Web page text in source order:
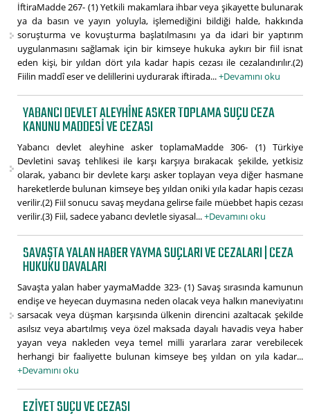
İftiraMadde 267- (1) Yetkili makamlara ihbar veya şikayette bulunarak
ya da basın ve yayın yoluyla, işlemediğini bildiği halde, hakkında
soruşturma ve kovuşturma başlatılmasını ya da idari bir yaptırım
uygulanmasını sağlamak için bir kimseye hukuka aykırı bir fiil isnat
eden kişi, bir yıldan dört yıla kadar hapis cezası ile cezalandırılır.(2)
Fiilin maddî eser ve delillerini uydurarak iftirada...+Devamını oku
YABANCI DEVLET ALEYHINE ASKER TOPLAMA SUÇU CEZA
KANUNU MADDESI VE CEZASI
Yabancı devlet aleyhine asker toplamaMadde 306- (1) Türkiye
Devletini savaş tehlikesi ile karşı karşıya bırakacak şekilde, yetkisiz
olarak, yabancı bir devlete karşı asker toplayan veya diğer hasmane
hareketlerde bulunan kimseye beş yıldan oniki yıla kadar hapis cezası
verilir.(2) Fiil sonucu savaş meydana gelirse faile müebbet hapis cezası
verilir.(3) Fiil, sadece yabancı devletle siyasal...+Devamını oku
SAVAŞTA YALAN HABER YAYMA SUÇLARI VE CEZALARI | CEZA
HUKUKU DAVALARI
Savaşta yalan haber yaymaMadde 323- (1) Savaş sırasında kamunun
endişe ve heyecan duymasına neden olacak veya halkın maneviyatını
sarsacak veya düşman karşısında ülkenin direncini azaltacak şekilde
asılsız veya abartılmış veya özel maksada dayalı havadis veya haber
yayan veya nakleden veya temel milli yararlara zarar verebilecek
herhangi bir faaliyette bulunan kimseye beş yıldan on yıla kadar...
+Devamını oku
EZIYET SUÇU VE CEZASI